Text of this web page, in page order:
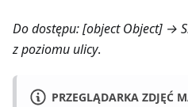
Do dostępu:[object Object] →
z poziomu ulicy.
PRZEGLĄDARKA ZDJĘĆ